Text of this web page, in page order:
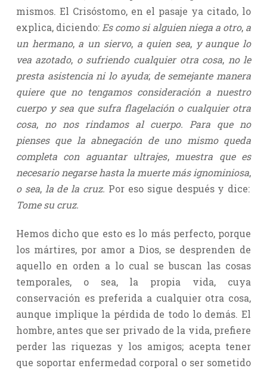
mismos. El Crisóstomo, en el pasaje ya citado, lo
explica, diciendo: Es como si alguien niega a otro,a
un hermano,a un siervo,a quien sea,y aunque lo
vea azotado, o sufriendo cualquier otra cosa, no le
presta asistencia ni lo ayuda;de semejante manera
quiere que no tengamos consideración a nuestro
cuerpo y sea que sufra flagelación o cualquier otra
cosa,no nos rindamos al cuerpo. Para que no
pienses que la abnegación de uno mismo queda
completa con aguantar ultrajes,muestra que es
necesario negarse hasta la muerte más ignominiosa,
o sea,la de la cruz. Por eso sigue después y dice:
Tome su cruz.
Hemos dicho que esto es lo más perfecto, porque
los mártires, por amor a Dios, se desprenden de
aquello en orden a lo cual se buscan las cosas
temporales, o sea, la propia vida, cuya
conservación es preferida a cualquier otra cosa,
aunque implique la pérdida de todo lo demás. El
hombre, antes que ser privado de la vida, prefiere
perder las riquezas y los amigos; acepta tener
que soportar enfermedad corporal o ser sometido